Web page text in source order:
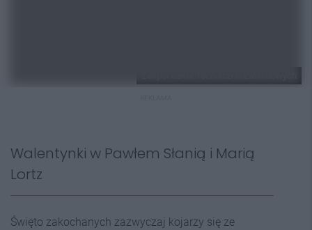
Walentynki w Pawłem Słanią i Marią
Lortz
Święto zakochanych zazwyczaj kojarzy się ze